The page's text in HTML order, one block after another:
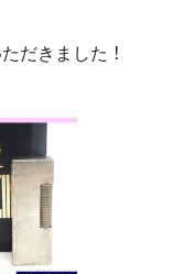
だきました ！